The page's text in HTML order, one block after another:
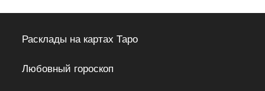
Расклады на картах Таро
Любовный гороскоп